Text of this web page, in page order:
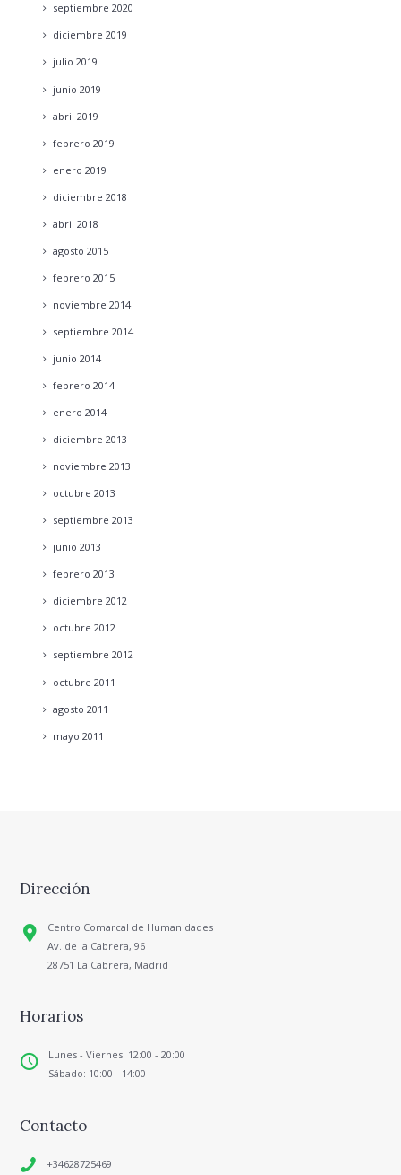
septiembre 2020
diciembre 2019
julio 2019
junio 2019
abril 2019
febrero 2019
enero 2019
diciembre 2018
abril 2018
agosto 2015
febrero 2015
noviembre 2014
septiembre 2014
junio 2014
febrero 2014
enero 2014
diciembre 2013
noviembre 2013
octubre 2013
septiembre 2013
junio 2013
febrero 2013
diciembre 2012
octubre 2012
septiembre 2012
octubre 2011
agosto 2011
mayo 2011
Dirección
Centro Comarcal de Humanidades
Av. de la Cabrera, 96
28751 La Cabrera, Madrid
Horarios
Lunes - Viernes: 12:00 - 20:00
Sábado: 10:00 - 14:00
Contacto
+34628725469